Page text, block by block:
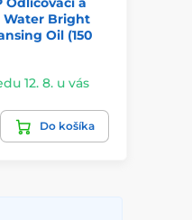
Water Bright
Oil (150
12. 8. u vás
Do košíka